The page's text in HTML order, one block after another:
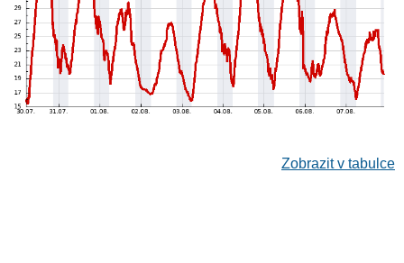
Zobrazit v tabulce